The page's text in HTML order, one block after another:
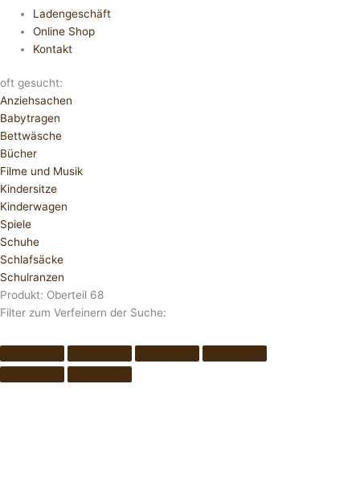
Ladengeschäft
Online Shop
Kontakt
oft gesucht:
Anziehsachen
Babytragen
Bettwäsche
Bücher
Filme und Musik
Kindersitze
Kinderwagen
Spiele
Schuhe
Schlafsäcke
Schulranzen
Produkt: Oberteil 68
Filter zum Verfeinern der Suche: